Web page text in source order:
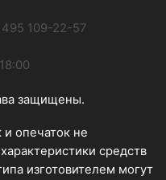
109-22-57
защищены.
опечаток не
средств
изготовителем могут